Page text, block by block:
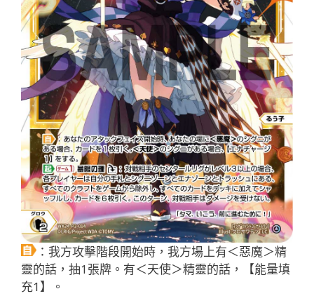
：我方攻擊階段開始時，我方場上有＜惡魔＞精
靈的話，抽1張牌。有＜天使＞精靈的話，【能量填
充1】。